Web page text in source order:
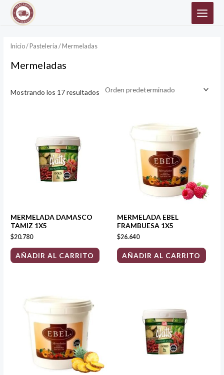
MAIN
Inicio/ Pastelería / Mermeladas
Mermeladas
Mostrando los 17 resultados
MERMELADA DAMASCO
TAMIZ 1X5
$20.780
AÑADIR AL CARRITO
MERMELADA EBEL
FRAMBUESA 1X5
$26.640
AÑADIR AL CARRITO